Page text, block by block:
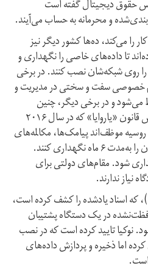
حقوق دیجیتال گفته است
را می‌کند، ده‌ها کشور دیگر نیز
تا داده‌های خاصی را نگهداری و
را روی شبکه‌شان نصب کنند. در برخی
خصوصی سفت و سختی در مدیریت و
می‌شود و در برخی دیگر، چنین
چارچوب‌هایی وجود ندارد. بر اساس قانون «یاروایا» که در سال ۲۰۱۶
موظف‌اند پیامک‌ها، مکالمه‌های
تلفنی و سایر مکاتبه‌های شهروندان را به‌مدت ۶ ماه نگهداری کنند.
۳ سال نگهداری شود. مقام‌‌های دولتی برای
نیاز ندارند.
شرکت امنیتی آپ‌گارد (UpGuard)، که اسناد یاد‌شده را کشف کرده است،
در یک دستگاه پشتیبان
نوکیا تایید کرده است که در نصب
اما ذخیره و پردازش داده‌های